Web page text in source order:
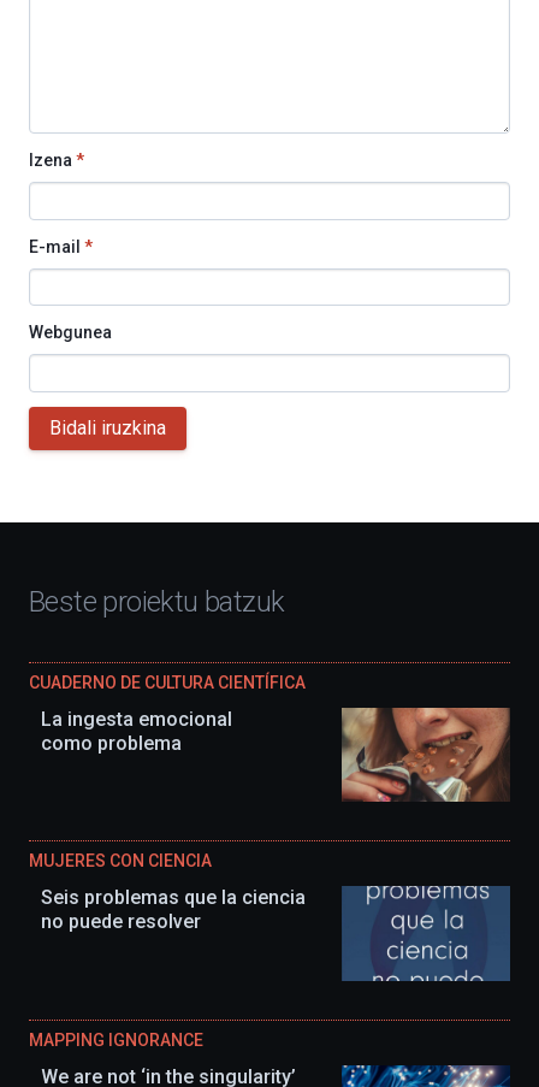
Izena*
E-mail *
Webgunea
Bidali iruzkina
Beste proiektu batzuk
CUADERNO DE CULTURA CIENTÍFICA
La ingesta emocional
como problema
MUJERES CON CIENCIA
Seis problemas que la ciencia
no puede resolver
MAPPING IGNORANCE
We are not ‘in the singularity’